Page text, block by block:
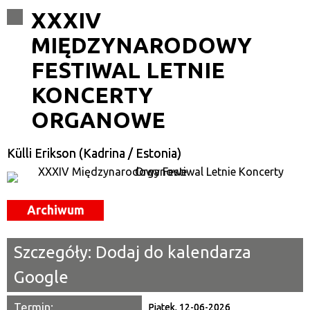
Kategoria
Trwające w zakresie
—
Miejsce
Organizator
XXXIV
MIĘDZYNARODOWY
FESTIWAL LETNIE
KONCERTY
ORGANOWE
Külli Erikson (Kadrina / Estonia)
Archiwum
Szczegóły: Dodaj do kalendarza
Google
Termin: Piątek, 12-06-2026